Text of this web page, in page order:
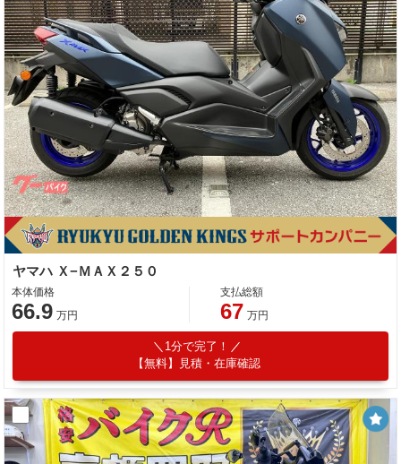
ヤマハ Ｘ−ＭＡＸ２５０
本体価格
66.9 万円
支払総額
67 万円
1分で完了！
【無料】見積・在庫確認